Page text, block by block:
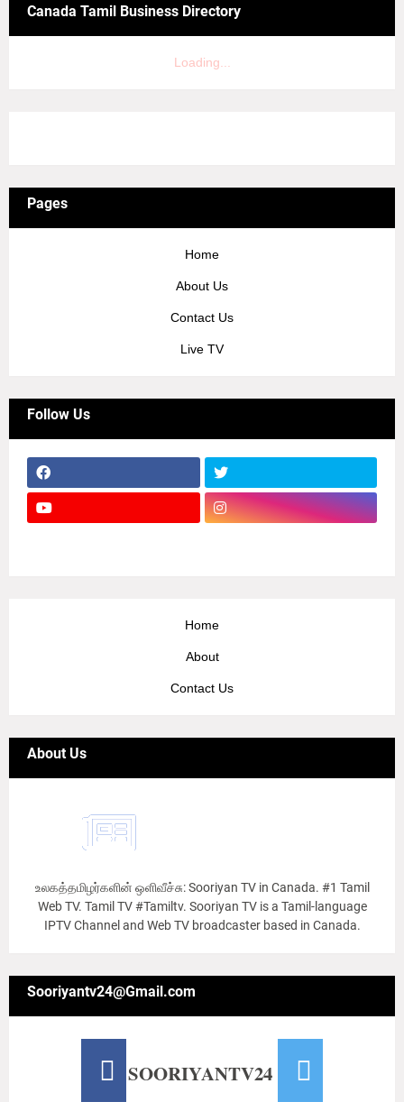
Canada Tamil Business Directory
Loading...
Pages
Home
About Us
Contact Us
Live TV
Follow Us
Home
About
Contact Us
About Us
உலகத்தமிழர்களின் ஒளிவீச்சு: Sooriyan TV in Canada. #1 Tamil
Web TV. Tamil TV #Tamiltv. Sooriyan TV is a Tamil-language
IPTV Channel and Web TV broadcaster based in Canada.
Sooriyantv24@Gmail.com
SOORIYANTV24